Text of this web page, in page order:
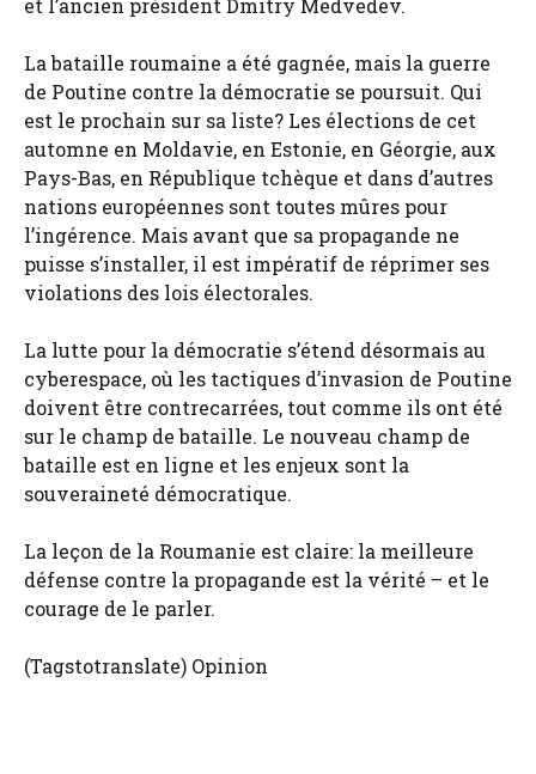
et l’ancien président Dmitry Medvedev.
La bataille roumaine a été gagnée, mais la guerre
de Poutine contre la démocratie se poursuit. Qui
est le prochain sur sa liste? Les élections de cet
automne en Moldavie, en Estonie, en Géorgie, aux
Pays-Bas, en République tchèque et dans d’autres
nations européennes sont toutes mûres pour
l’ingérence. Mais avant que sa propagande ne
puisse s’installer, il est impératif de réprimer ses
violations des lois électorales.
La lutte pour la démocratie s’étend désormais au
cyberespace, où les tactiques d’invasion de Poutine
doivent être contrecarrées, tout comme ils ont été
sur le champ de bataille. Le nouveau champ de
bataille est en ligne et les enjeux sont la
souveraineté démocratique.
La leçon de la Roumanie est claire: la meilleure
défense contre la propagande est la vérité – et le
courage de le parler.
(Tagstotranslate) Opinion